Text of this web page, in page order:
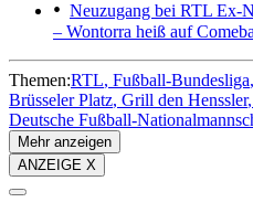
Neuzugang bei RTL Ex-
– Wontorra heiß auf
Themen:RTL Fußball-Bundesliga
Brüsseler Platz Grill den Henssler
Deutsche Fußball-
Mehr anzeigen
ANZEIGE X